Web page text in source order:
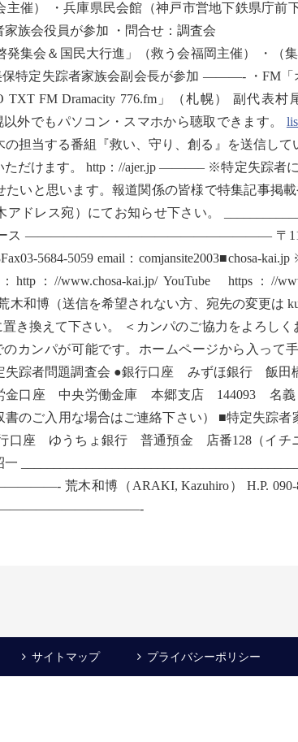
催） ・兵庫県民会館（神戸市営地下鉄県庁前
家族会役員が参加 ・問合せ：調査会
発集会＆国民大行進」（救う会福岡主催） ・（
保特定失踪者家族会副会長が参加 ———- ・FM「
TXT FM Dramacity 776.fm」（札幌） 副代表
以外でもパソコン・スマホから聴取できます。
の担当する番組『救い、守り、創る』を送信し
ただけます。 http：//ajer.jp ———– ※特定失踪者
たいと思います。報道関係の皆様で特集記事掲
ドレス宛）にてお知らせ下さい。
ース ——————————————————— 〒112-
5684-5059 email：comjansite2003■chosa-
：//www.chosa-kai.jp/ YouTube https：//
木和博（送信を希望されない方、宛先の変更は
き換えて下さい。 ＜カンパのご協力をよろし
カンパが可能です。ホームページから入って
定失踪者問題調査会 ●銀行口座 みずほ銀行
金口座 中央労働金庫 本郷支店 144093 名
書のご入用な場合はご連絡下さい） ■特定失踪
口座 ゆうちょ銀行 普通預金 店番128（イ
木和博（ARAKI, Kazuhiro） H.P. 090-
サイトマップ プライバシーポリシー